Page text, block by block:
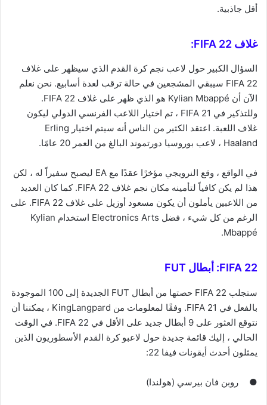
أقل جاذبية.
غلاف FIFA 22:
السؤال الكبير حول لاعب نجم كرة القدم الذي سيظهر على غلاف
FIFA 22 سيبقي المشجعين في حالة ترقب لعدة أسابيع. نحن نعلم
الآن أن Kylian Mbappé هو الذي ظهر على غلاف FIFA 22.
وللتذكير في FIFA 21 ، تم اختيار اللاعب الفرنسي الدولي ليكون
غلاف اللعبة. اعتقد الكثير من الناس أنه سيتم اختيار Erling
Haaland ، لاعب بوروسيا دورتموند البالغ من العمر 20 عامًا.
في الواقع ، وقع النرويجي مؤخرًا عقدًا مع EA ليصبح سفيراً له ، لكن
هذا لم يكن كافياً لتأمينه مكان نجم غلاف FIFA 22. كما كان العديد
من اللاعبين يأملون أن يكون مسعود أوزيل على غلاف FIFA 22. على
الرغم من كل شيء ، فضل Electronics Arts استخدام Kylian
Mbappé.
FIFA 22: أبطال FUT
ستجلب FIFA 22 حصتها من أبطال FUT الجديدة إلى 100 الموجودة
بالفعل في FIFA 21. وفقًا لمعلومات من KingLangpard ، يمكننا أن
نتوقع العثور على 9 أبطال جديد على الأقل في FIFA 22. في الوقت
الحالي ، إليك قائمة جديدة حول لاعبو كرة القدم الأسطوريون الذين
يمثلون أحدث أيقونات فيفا 22:
● روبن فان بيرسي (هولندا)